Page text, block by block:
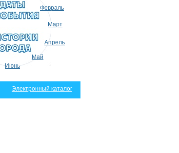
Февраль
Март
Апрель
Май
Июнь
Электронный каталог